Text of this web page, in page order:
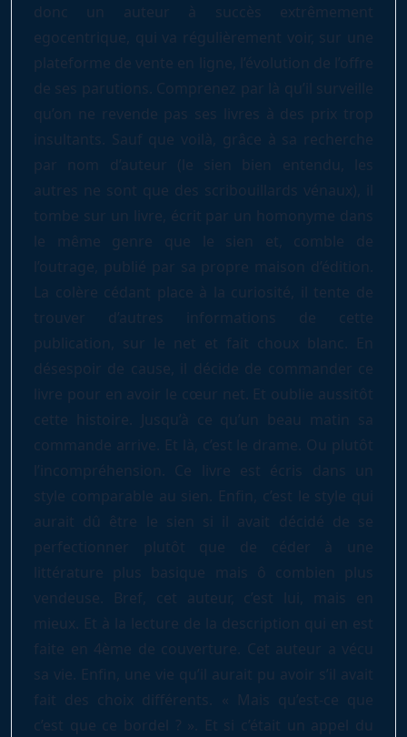
donc un auteur à succès extrêmement
egocentrique, qui va régulièrement voir, sur une
plateforme de vente en ligne, l’évolution de l’offre
de ses parutions. Comprenez par là qu’il surveille
qu’on ne revende pas ses livres à des prix trop
insultants. Sauf que voilà, grâce à sa recherche
par nom d’auteur (le sien bien entendu, les
autres ne sont que des scribouillards vénaux), il
tombe sur un livre, écrit par un homonyme dans
le même genre que le sien et, comble de
l’outrage, publié par sa propre maison d’édition.
La colère cédant place à la curiosité, il tente de
trouver d’autres informations de cette
publication, sur le net et fait choux blanc. En
désespoir de cause, il décide de commander ce
livre pour en avoir le cœur net. Et oublie aussitôt
cette histoire. Jusqu’à ce qu’un beau matin sa
commande arrive. Et là, c’est le drame. Ou plutôt
l’incompréhension. Ce livre est écris dans un
style comparable au sien. Enfin, c’est le style qui
aurait dû être le sien si il avait décidé de se
perfectionner plutôt que de céder à une
littérature plus basique mais ô combien plus
vendeuse. Bref, cet auteur, c’est lui, mais en
mieux. Et à la lecture de la description qui en est
faite en 4ème de couverture. Cet auteur a vécu
sa vie. Enfin, une vie qu’il aurait pu avoir s’il avait
fait des choix différents. « Mais qu’est-ce que
c’est que ce bordel ? ». Et si c’était un appel du